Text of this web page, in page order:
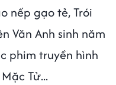
nếp gạo tẻ, Trói
Văn Anh sinh năm
phim truyền hình
Tử...